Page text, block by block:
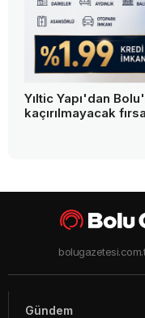
Yıltic Yapı'dan
kaçırılmayacak
Gündem